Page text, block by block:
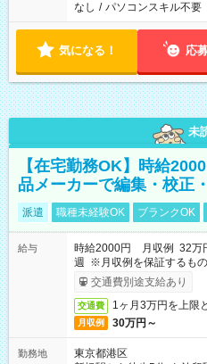
なし / パソコンスキル不要
気になる！ 応
未
【在宅勤務OK】時給
品メーカーで編集・校正
派遣 職種未経験OK ブランクOK
給与
時給2000円 月収例 32万
週 ※月収例を保証するも
ービス利用可（利用条件有）
交通費別途支給あり
交通費 1ヶ月3万円を上限
月収例 30万円～
勤務地
東京都港区